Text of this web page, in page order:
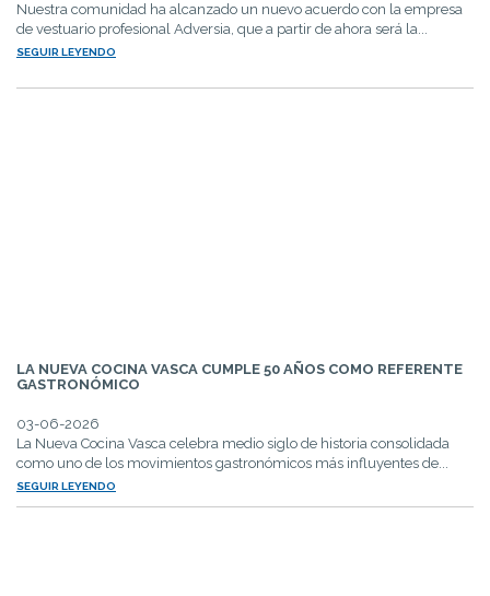
Nuestra comunidad ha alcanzado un nuevo acuerdo con la empresa
de vestuario profesional Adversia, que a partir de ahora será la...
SEGUIR LEYENDO
LA NUEVA COCINA VASCA CUMPLE 50 AÑOS COMO REFERENTE
GASTRONÓMICO
03-06-2026
La Nueva Cocina Vasca celebra medio siglo de historia consolidada
como uno de los movimientos gastronómicos más influyentes de...
SEGUIR LEYENDO